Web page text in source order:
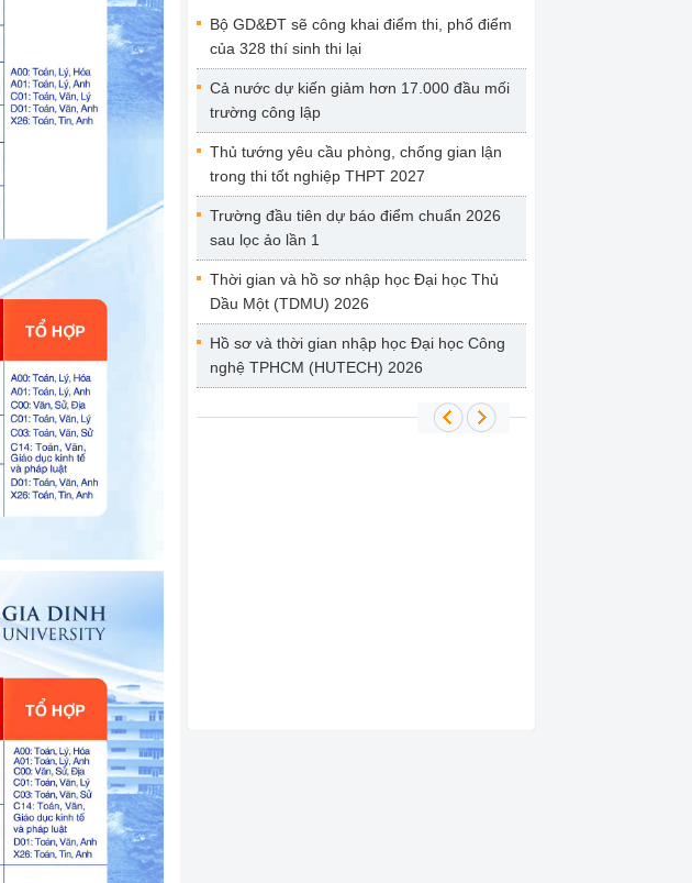
Bộ GD&ĐT sẽ công khai điểm thi, phổ điểm
của 328 thí sinh thi lại
Cả nước dự kiến giảm hơn 17.000 đầu mối
trường công lập
Thủ tướng yêu cầu phòng, chống gian lận
trong thi tốt nghiệp THPT 2027
Trường đầu tiên dự báo điểm chuẩn 2026
sau lọc ảo lần 1
Thời gian và hồ sơ nhập học Đại học Thủ
Dầu Một (TDMU) 2026
Hồ sơ và thời gian nhập học Đại học Công
nghệ TPHCM (HUTECH) 2026